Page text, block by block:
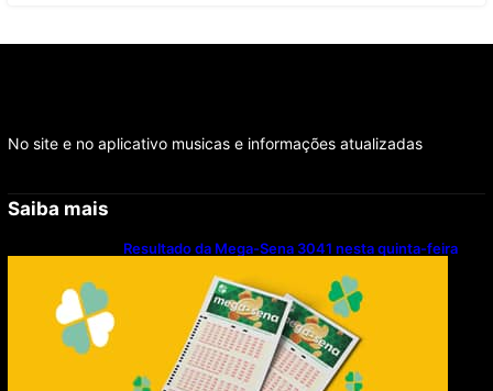
No site e no aplicativo musicas e informações atualizadas
Saiba mais
Resultado da Mega-Sena 3041 nesta quinta-feira